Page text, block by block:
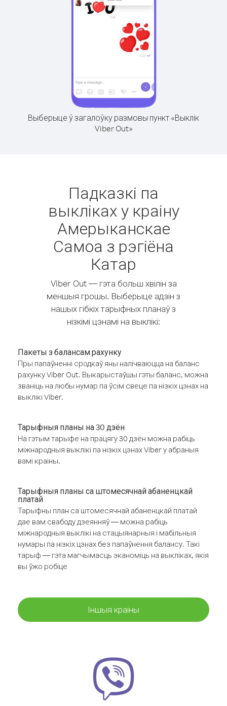
Выберыце ў загалоўку размовы пункт «Выклік
Viber Out»
Падказкі па
выкліках у краіну
Амерыканскае
Самоа з рэгіёна
Катар
Viber Out — гэта больш хвілін за
меншыя грошы. Выберыце адзін з
нашых гібкіх тарыфных планаў з
нізкімі цэнамі на выклікі:
Пакеты з балансам рахунку
Пры папаўненні сродкаў яны налічваюцца на баланс
рахунку Viber Out. Выкарыстаўшы гэты баланс, можна
званіць на любы нумар па ўсім свеце па нізкіх цэнах на
выклікі Viber.
Тарыфныя планы на 30 дзён
На гэтым тарыфе на працягу 30 дзён можна рабіць
міжнародныя выклікі па нізкіх цэнах Viber у абраныя
вамі краіны.
Тарыфныя планы са штомесячнай абаненцкай
платай
Тарыфны план са штомесячнай абаненцкай платай
дае вам свабоду дзеянняў — можна рабіць
міжнародныя выклікі на стацыянарныя і мабільныя
нумары па нізкіх цэнах без папаўнення балансу. Такі
тарыф — гэта магчымасць эканоміць на выкліках, якія
вы ўжо робіце
Іншыя краіны